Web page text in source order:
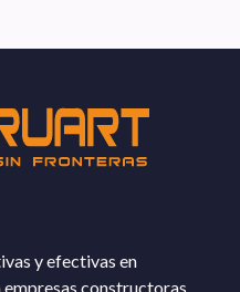
y efectivas en
constructoras